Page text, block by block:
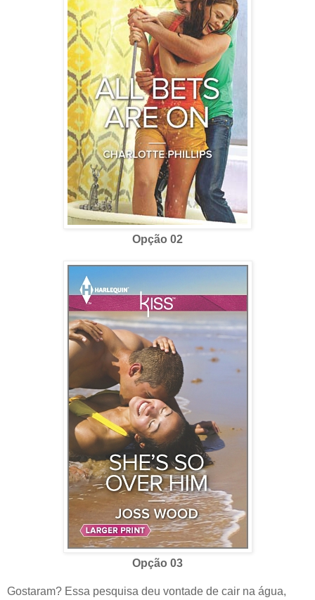
Opção 02
Opção 03
Gostaram? Essa pesquisa deu vontade de cair na água,